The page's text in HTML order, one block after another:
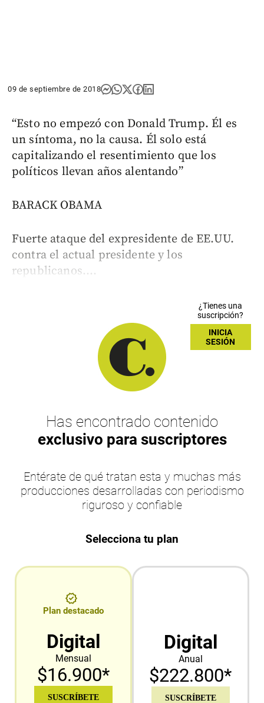
09 de septiembre de 2018
“Esto no empezó con Donald Trump. Él es
un síntoma, no la causa. Él solo está
capitalizando el resentimiento que los
políticos llevan años alentando”
BARACK OBAMA
Fuerte ataque del expresidente de EE.UU.
contra el actual presidente y los
republicanos....
¿Tienes una
suscripción?
INICIA
SESIÓN
Has encontrado contenido
exclusivo para suscriptores
Entérate de qué tratan esta y muchas más
producciones desarrolladas con periodismo
riguroso y confiable
Selecciona tu plan
Plan destacado
Digital
Mensual
$16.900*
SUSCRÍBETE
Digital
Anual
$222.800*
SUSCRÍBETE